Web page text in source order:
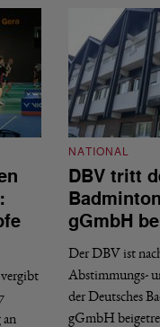
NATIONAL
DBV tritt
gGmbH
Der DBV ist
Abstimmungs-
der Deutsches
gGmbH